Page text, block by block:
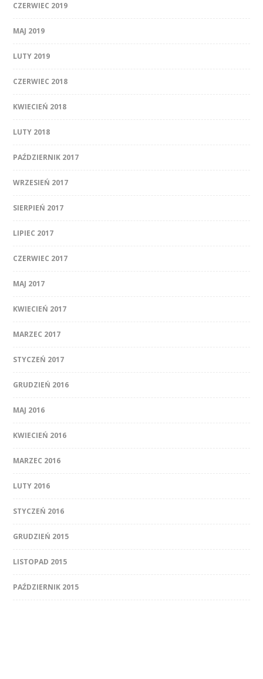
CZERWIEC 2019
MAJ 2019
LUTY 2019
CZERWIEC 2018
KWIECIEŃ 2018
LUTY 2018
PAŹDZIERNIK 2017
WRZESIEŃ 2017
SIERPIEŃ 2017
LIPIEC 2017
CZERWIEC 2017
MAJ 2017
KWIECIEŃ 2017
MARZEC 2017
STYCZEŃ 2017
GRUDZIEŃ 2016
MAJ 2016
KWIECIEŃ 2016
MARZEC 2016
LUTY 2016
STYCZEŃ 2016
GRUDZIEŃ 2015
LISTOPAD 2015
PAŹDZIERNIK 2015